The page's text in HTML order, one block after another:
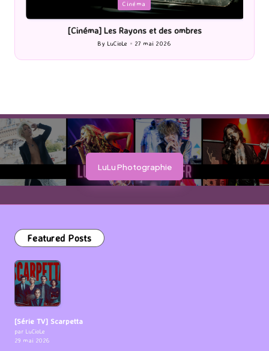
in
Cinéma
[Cinéma] Les Rayons et des ombres
Posted
by
By LuCioLe 27 mai 2026
LuLu Photographie
Featured Posts
[Série TV] Scarpetta
par LuCioLe
29 mai 2026